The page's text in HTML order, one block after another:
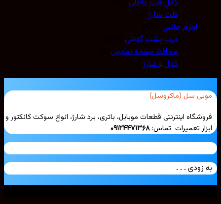
کابل فلت داخلی(22)
فلت شارژ(16)
لوازم جانبی(228)
درب پشت گوشی(221)
محافظ صفحه نمایش(2)
کابل و شارژ(5)
سل (ماکروسل)
اینترنتی قطعات موبایل، باتری، برد شارژ، انواع سوکت کانکتور و
تعمیرات تماس:۰۹۱۲۴۴۷۱۳۶۸
زودی . . .